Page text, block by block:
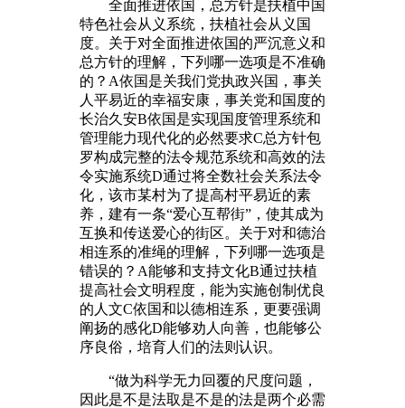
全面推进依国，总方针是扶植中国
特色社会从义系统，扶植社会从义国
度。关于对全面推进依国的严沉意义和
总方针的理解，下列哪一选项是不准确
的？A依国是关我们党执政兴国，事关
人平易近的幸福安康，事关党和国度的
长治久安B依国是实现国度管理系统和
管理能力现代化的必然要求C总方针包
罗构成完整的法令规范系统和高效的法
令实施系统D通过将全数社会关系法令
化，该市某村为了提高村平易近的素
养，建有一条“爱心互帮街”，使其成为
互换和传送爱心的街区。关于对和德治
相连系的准绳的理解，下列哪一选项是
错误的？A能够和支持文化B通过扶植
提高社会文明程度，能为实施创制优良
的人文C依国和以德相连系，更要强调
阐扬的感化D能够劝人向善，也能够公
序良俗，培育人们的法则认识。
“做为科学无力回覆的尺度问题，
因此是不是法取是不是的法是两个必需